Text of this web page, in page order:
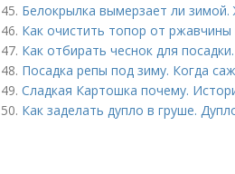
45. Белокрылка вымерзает ли
46. Как очистить топор от
47. Как отбирать чеснок для
48. Посадка репы под зиму. Когда
49. Сладкая Картошка почему.
50. Как заделать дупло в груше.